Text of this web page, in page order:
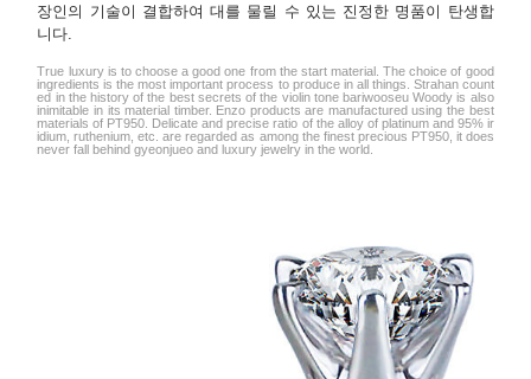
장인의 기술이 결합하여 대를 물릴 수 있는 진정한 명품이 탄생합
니다.
True luxury is to choose a good one from the start material. The choice of good
ingredients is the most important process to produce in all things. Strahan count
ed in the history of the best secrets of the violin tone bariwooseu Woody is also
inimitable in its material timber. Enzo products are manufactured using the best
materials of PT950. Delicate and precise ratio of the alloy of platinum and 95% ir
idium, ruthenium, etc. are regarded as among the finest precious PT950, it does
never fall behind gyeonjueo and luxury jewelry in the world.